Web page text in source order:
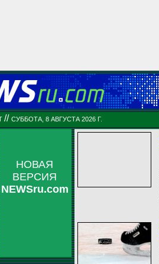
// СУББОТА, 8 АВГУСТА 2026 Г.
НОВАЯ
ВЕРСИЯ
NEWSru.com